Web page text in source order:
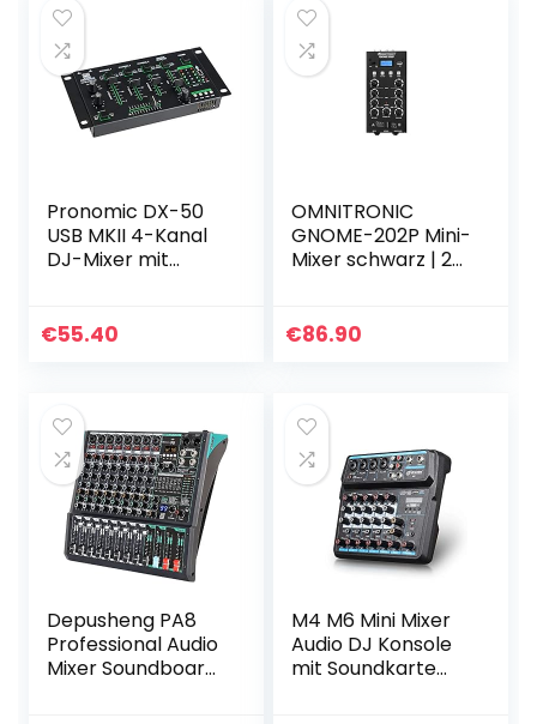
Pronomic DX-50
USB MKII 4-Kanal
DJ-Mixer mit
€55.40
OMNITRONIC
GNOME-202P Mini-
Mixer schwarz | 2-
MP3-Player im
€86.90
Depusheng PA8
Professional Audio
Mixer Soundboard
M4 M6 Mini Mixer
Audio DJ Konsole
mit Soundkarte